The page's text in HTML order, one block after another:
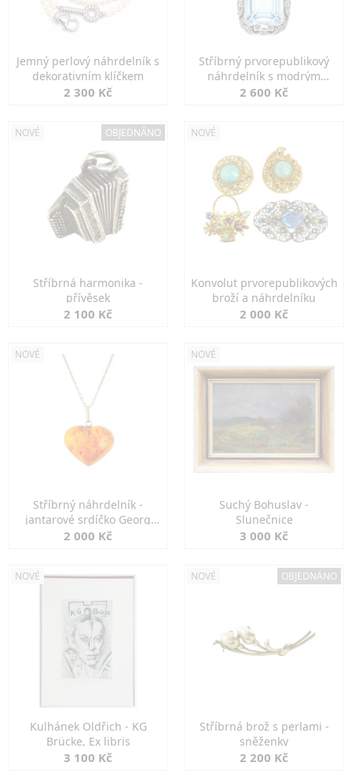
Jemný perlový náhrdelník s
dekorativním klíčkem
2 300 Kč
Stříbrný prvorepublikový
náhrdelník s modrým
spinelem
2 600 Kč
NOVÉ OBJEDNÁNO
Stříbrná harmonika -
přívěsek
2 100 Kč
NOVÉ
Konvolut prvorepublikových
broží a náhrdelníku
2 000 Kč
NOVÉ
Stříbrný náhrdelník -
jantarové srdíčko Georg
Kramer
2 000 Kč
NOVÉ
Suchý Bohuslav -
Slunečnice
3 000 Kč
NOVÉ
Kulhánek Oldřich - KG
Brücke, Ex libris
3 100 Kč
NOVÉ OBJEDNÁNO
Stříbrná brož s perlami -
sněženky
2 200 Kč